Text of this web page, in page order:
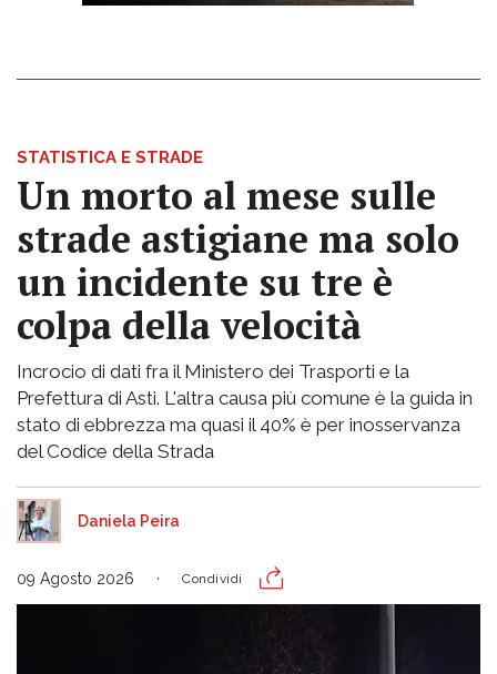
STATISTICA E STRADE
Un morto al mese sulle
strade astigiane ma solo
un incidente su tre è
colpa della velocità
Incrocio di dati fra il Ministero dei Trasporti e la
Prefettura di Asti. L'altra causa più comune è la guida in
stato di ebbrezza ma quasi il 40% è per inosservanza
del Codice della Strada
Daniela Peira
09 Agosto 2026 Condividi